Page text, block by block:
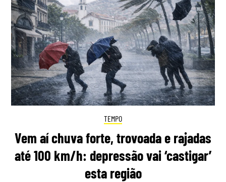
TEMPO
Vem aí chuva forte, trovoada e rajadas
até 100 km/h: depressão vai ‘castigar’
esta região